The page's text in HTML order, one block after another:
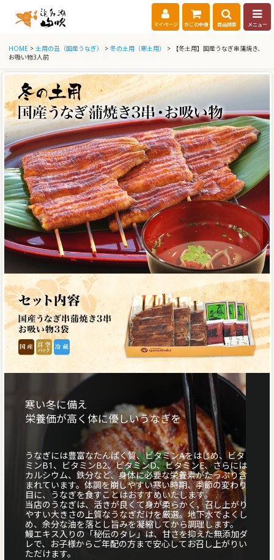
マイページ かごの中身 商品検索 メニュー
HOME > 土用の丑（国産うなぎ） > 冬の土用（寒土用）
> 【冬土用】国産うなぎ串蒲焼き、
お吸い物3人前
寒い冬に備え
栄養価が高く体に優しいうなぎを
うなぎには豊富なたんぱく質、ビタミンAをはじめ、ビタ
ミンB1、ビタミンB2、ビタミンD、ビタミンE、さらには
カルシウム、鉄分など、身体に必要な栄養素がたっぷり含
まれています。体調を崩しやすい寒い時期、季節の変わり
目に、うなぎを食すことはおすすめいたします。
当店のうなぎは、活きが良くて身が柔らかく、召し上がり
やすい大きさの上質なうなぎだけを厳選。地下水でよくし
め、余分な油を落とし旨みを凝縮してから調理します。
鰻エキス入りの「秘伝のタレ」は、甘さを抑えた無添加ダ
レで、お子様からご年配の方まで安心してお召し上がりい
ただけます。